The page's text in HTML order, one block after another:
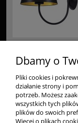
Dbamy o
Pliki cookies i
działanie strony i
potrzeb. Możesz
wszystkich tych
plików do swoich
Więcej o plikach